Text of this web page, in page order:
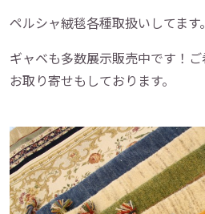
ペルシャ絨毯各種取扱いしてます。
ギャベも多数展示販売中です！
お取り寄せもしております。